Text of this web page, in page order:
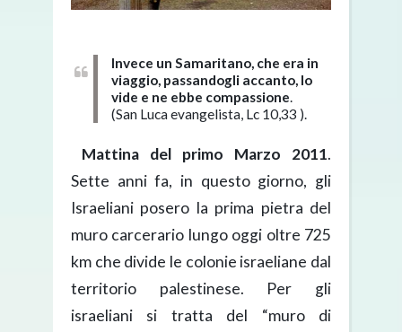
Invece un Samaritano, che era in
viaggio, passandogli accanto, lo
vide e ne ebbe compassione.
(San Luca evangelista, Lc 10,33 ).
Mattina del primo Marzo 2011.
Sette anni fa, in questo giorno, gli
Israeliani posero la prima pietra del
muro carcerario lungo oggi oltre 725
km che divide le colonie israeliane dal
territorio palestinese. Per gli
israeliani si tratta del “muro di